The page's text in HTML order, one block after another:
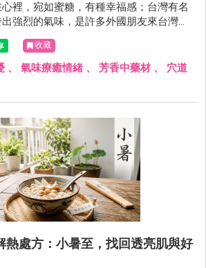
裡，宛如蜜糖，有種幸福感；台灣有名
強烈的氣味，是許多外國朋友來台灣想
物，不管它究竟是香？還是臭？都是讓人
。
收藏
、 氣味療癒情緒 、 芳香中藥材 、 穴道
熱處方：小暑至，找回透亮肌與好